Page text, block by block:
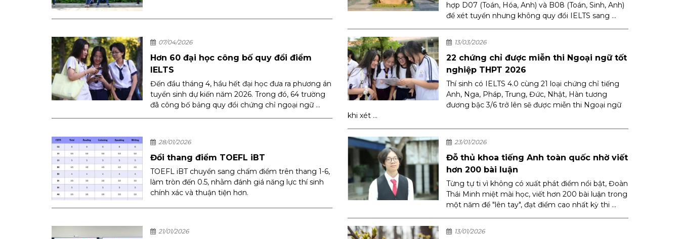
hợp D07 (Toán, Hóa, Anh) và B08 (Toán, Sinh, Anh)
để xét tuyển nhưng không quy đổi IELTS sang ...
07/04/2026
Hơn 60 đại học công bố quy đổi điểm
IELTS
Đến đầu tháng 4, hầu hết đại học đưa ra phương án
tuyển sinh dự kiến năm 2026. Trong đó, 64 trường
đã công bố bảng quy đổi chứng chỉ ngoại ngữ ...
13/03/2026
22 chứng chỉ được miễn thi Ngoại ngữ tốt
nghiệp THPT 2026
Thí sinh có IELTS 4.0 cùng 21 loại chứng chỉ tiếng
Anh, Nga, Pháp, Trung, Đức, Nhật, Hàn tương
đương bậc 3/6 trở lên sẽ được miễn thi Ngoại ngữ
khi xét ...
28/01/2026
Đổi thang điểm TOEFL iBT
TOEFL iBT chuyển sang chấm điểm trên thang 1-6,
làm tròn đến 0.5, nhằm đánh giá năng lực thí sinh
chính xác và thuận tiện hơn.
23/01/2026
Đỗ thủ khoa tiếng Anh toàn quốc nhờ viết
hơn 200 bài luận
Từng tự ti vì không có xuất phát điểm nổi bật, Đoàn
Thái Minh miệt mài học, viết hơn 200 bài luận trong
một năm để "lên tay", đạt điểm cao nhất kỳ thi ...
21/01/2026 13/01/2026